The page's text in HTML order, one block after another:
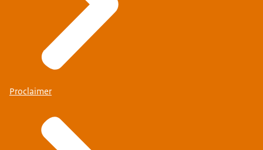
Proclaimer